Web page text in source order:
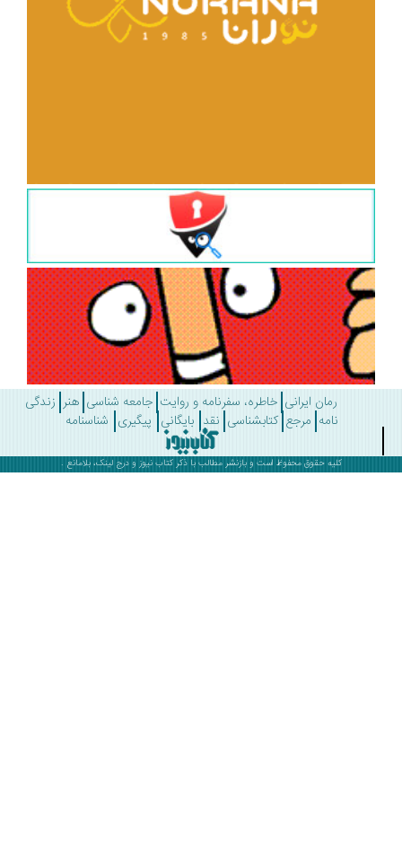
رمان ایرانی خاطره، سفرنامه و روایت جامعه شناسی هنر زندگی
مرجع کتابشناسی نقد بایگانی پیگیری شناسنامه
کلیه حقوق محفوظ است و بازنشر مطالب با ذکرکتاب نیوز و درج لینک، بلامانع .